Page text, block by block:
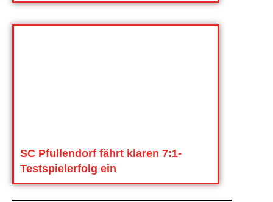
SC Pfullendorf fährt klaren 7:1-
Testspielerfolg ein